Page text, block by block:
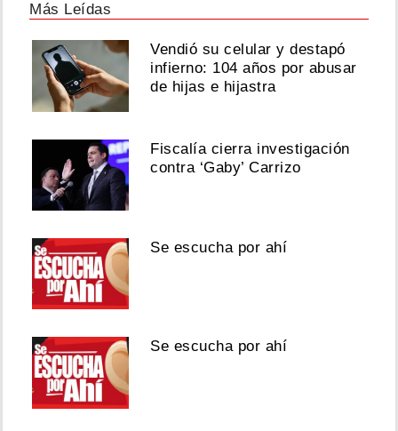
Más Leídas
Vendió su celular y destapó
infierno: 104 años por abusar
de hijas e hijastra
Fiscalía cierra investigación
contra ‘Gaby’ Carrizo
Se escucha por ahí
Se escucha por ahí